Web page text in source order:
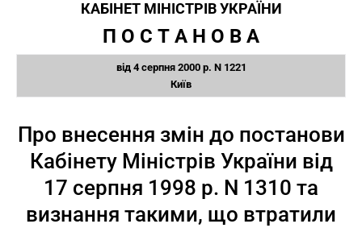
КАБІНЕТ МІНІСТРІВ УКРАЇНИ
П О С Т А Н О В А
від 4 серпня 2000 р. N 1221
Київ
Про внесення змін до постанови
Кабінету Міністрів України від
17 серпня 1998 р. N 1310 та
визнання такими, що втратили